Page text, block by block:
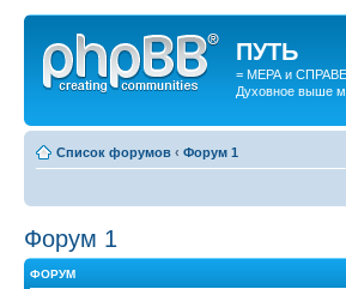
ПУТЬ
= МЕРА и
Духовное выше
Список форумов ‹ Форум 1
Форум 1
ФОРУМ